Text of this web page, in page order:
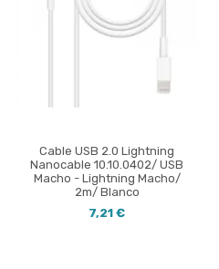
Cable USB 2.0 Lightning
Nanocable 10.10.0402/ USB
Macho - Lightning Macho/
2m/ Blanco
7,21 €